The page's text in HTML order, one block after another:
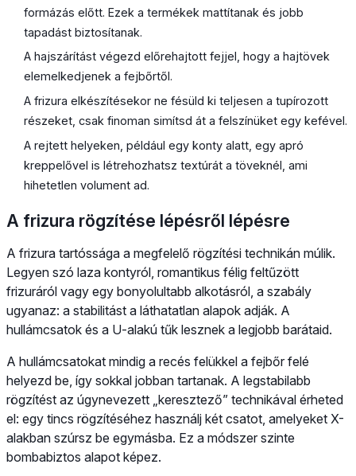
formázás előtt. Ezek a termékek mattítanak és jobb
tapadást biztosítanak.
A hajszárítást végezd előrehajtott fejjel, hogy a hajtövek
elemelkedjenek a fejbőrtől.
A frizura elkészítésekor ne fésüld ki teljesen a tupírozott
részeket, csak finoman simítsd át a felszínüket egy kefével.
A rejtett helyeken, például egy konty alatt, egy apró
kreppelővel is létrehozhatsz textúrát a töveknél, ami
hihetetlen volument ad.
A frizura rögzítése lépésről lépésre
A frizura tartóssága a megfelelő rögzítési technikán múlik.
Legyen szó laza kontyról, romantikus félig feltűzött
frizuráról vagy egy bonyolultabb alkotásról, a szabály
ugyanaz: a stabilitást a láthatatlan alapok adják. A
hullámcsatok és a U-alakú tűk lesznek a legjobb barátaid.
A hullámcsatokat mindig a recés felükkel a fejbőr felé
helyezd be, így sokkal jobban tartanak. A legstabilabb
rögzítést az úgynevezett „keresztező” technikával érheted
el: egy tincs rögzítéséhez használj két csatot, amelyeket X-
alakban szúrsz be egymásba. Ez a módszer szinte
bombabiztos alapot képez.